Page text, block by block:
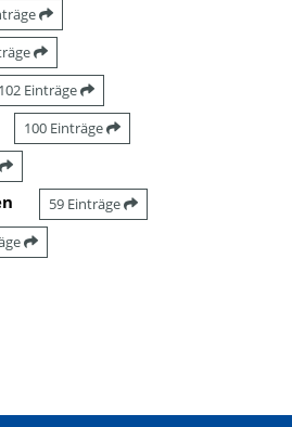
102 Einträge
100 Einträge
59 Einträge